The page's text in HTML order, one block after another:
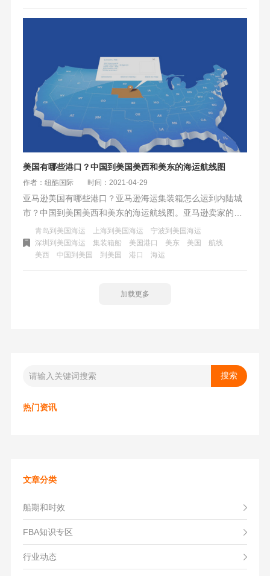
美国有哪些港口？中国到美国美西和美东的海运航线图
作者：纽酷国际 时间：2021-04-29
亚马逊美国有哪些港口？亚马逊海运集装箱怎么运到内陆城
市？中国到美国美西和美东的海运航线图​。亚马逊卖家的货
物从国内发到美国，会从哪些港口进到美国？虽然美国主要
港口有48个，比如纽约港、芝加哥港、洛杉矶港、西雅图
港、新泽西港等，但亚马逊海运到美国的进入的港口却比较
少，主要就几个。
青岛到美国海运 上海到美国海运
宁波到美国海运
深圳到美国海运
集装箱船 美国港口 美东 美国
航线
美西
中国到美国 到美国 港口 海运
加载更多
热门资讯
文章分类
船期和时效
FBA知识专区
行业动态